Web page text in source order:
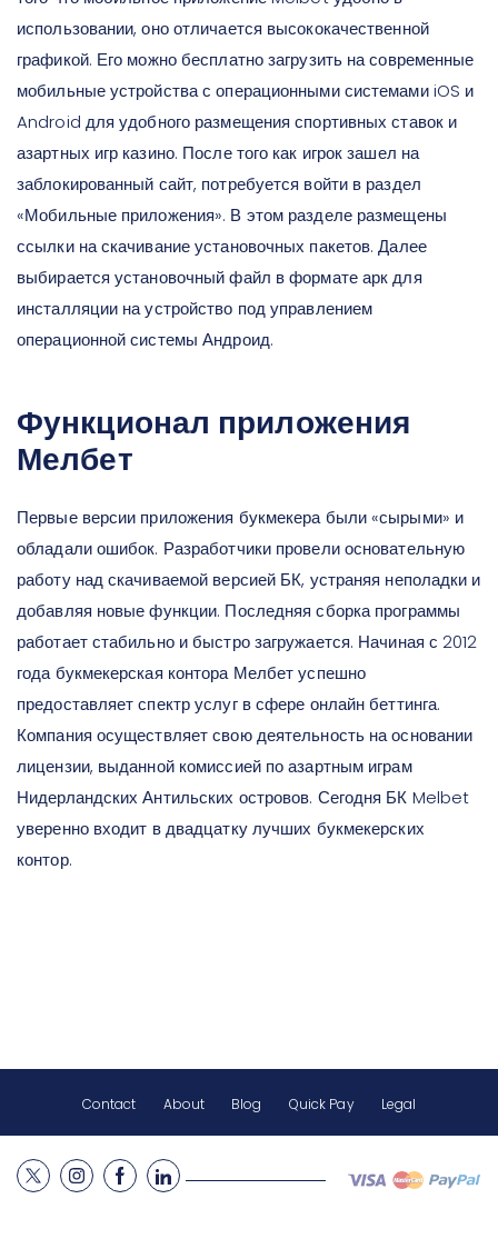
использовании, оно отличается высококачественной
графикой. Его можно бесплатно загрузить на современные
мобильные устройства с операционными системами iOS и
Android для удобного размещения спортивных ставок и
азартных игр казино. После того как игрок зашел на
заблокированный сайт, потребуется войти в раздел
«Мобильные приложения». В этом разделе размещены
ссылки на скачивание установочных пакетов. Далее
выбирается установочный файл в формате арк для
инсталляции на устройство под управлением
операционной системы Андроид.
Функционал приложения
Мелбет
Первые версии приложения букмекера были «сырыми» и
обладали ошибок. Разработчики провели основательную
работу над скачиваемой версией БК, устраняя неполадки и
добавляя новые функции. Последняя сборка программы
работает стабильно и быстро загружается. Начиная с 2012
года букмекерская контора Мелбет успешно
предоставляет спектр услуг в сфере онлайн беттинга.
Компания осуществляет свою деятельность на основании
лицензии, выданной комиссией по азартным играм
Нидерландских Антильских островов. Сегодня БК Melbet
уверенно входит в двадцатку лучших букмекерских
контор.
Contact About Blog Quick Pay Legal